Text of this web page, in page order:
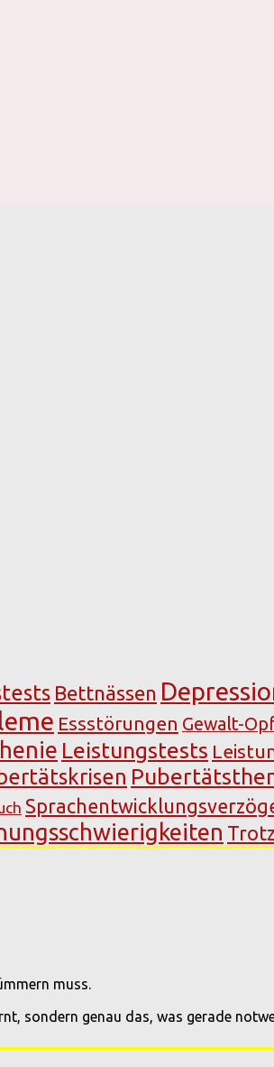
Bettnässen
Essstörungen Gewalt-
Leistungstests
muss.
sondern genau das, was gerade